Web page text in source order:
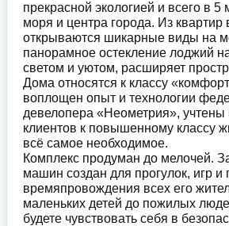
прекрасной экологией и всего в 5
моря и центра города. Из
открываются шикарные виды на
панорамное остекление лоджий
светом и уютом, расширяет
Дома относятся к классу
воплощен опыт и технологии
девелопера «Неометрия», учтены
клиентов к повышенному классу
всё самое необходимое.
Комплекс продуман до мелочей.
машин создан для прогулок, игр и
времяпровождения всех его
маленьких детей до пожилых
будете чувствовать себя в